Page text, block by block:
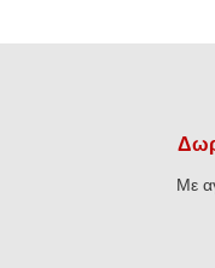
Με